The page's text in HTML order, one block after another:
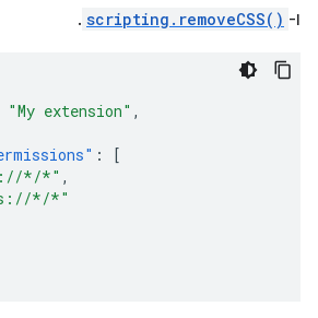
ו- scripting.removeCSS()
.
"My extension" ,
:
[
*/*" ,
*/*"